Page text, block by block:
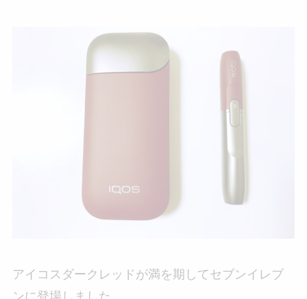
アイコスダークレッドが満を期してセブンイレブ